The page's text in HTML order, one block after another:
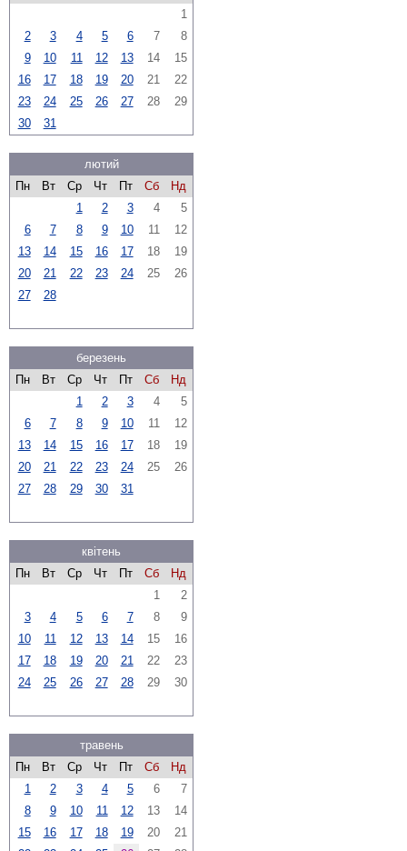
1
2
3 4 5 6 7
8
9
10 11 12 13 14
15
16
17 18 19 20 21
22
23
24 25 26 27 28
29
30
31
лютий
Пн
Вт Ср Чт Пт Сб
Нд
1
2 3 4
5
6
7 8 9 10 11
12
13
14 15 16 17 18
19
20
21 22 23 24 25
26
27
28
березень
Пн
Вт Ср Чт Пт Сб
Нд
1
2 3 4
5
6
7 8 9 10 11
12
13
14 15 16 17 18
19
20
21 22 23 24 25
26
27
28 29 30 31
квітень
Пн
Вт Ср Чт Пт Сб
Нд
1
2
3
4 5 6 7 8
9
10
11 12 13 14 15
16
17
18 19 20 21 22
23
24
25 26 27 28 29 30
травень
Пн
Вт Ср Чт Пт Сб
Нд
1
2 3 4 5 6
7
8
9 10 11 12 13
14
15
16 17 18 19 20
21